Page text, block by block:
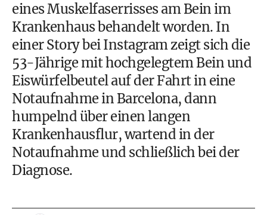
eines Muskelfaserrisses am Bein im
Krankenhaus behandelt worden. In
einer Story bei Instagram zeigt sich die
53-Jährige mit hochgelegtem Bein und
Eiswürfelbeutel auf der Fahrt in eine
Notaufnahme in Barcelona, dann
humpelnd über einen langen
Krankenhausflur, wartend in der
Notaufnahme und schließlich bei der
Diagnose.